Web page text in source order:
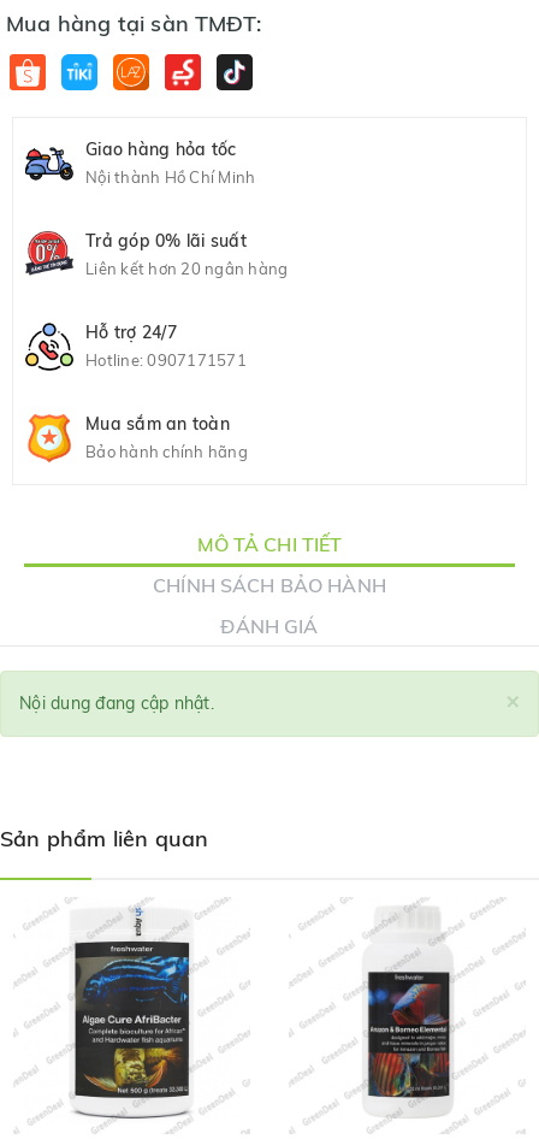
Mua hàng tại sàn TMĐT:
Giao hàng hỏa tốc
Nội thành Hồ Chí Minh
Trả góp 0% lãi suất
Liên kết hơn 20 ngân hàng
Hỗ trợ 24/7
Hotline:0907171571
Mua sắm an toàn
Bảo hành chính hãng
MÔ TẢ CHI TIẾT
CHÍNH SÁCH BẢO HÀNH
ĐÁNH GIÁ
×
Nội dung đang cập nhật.
Sản phẩm liên quan